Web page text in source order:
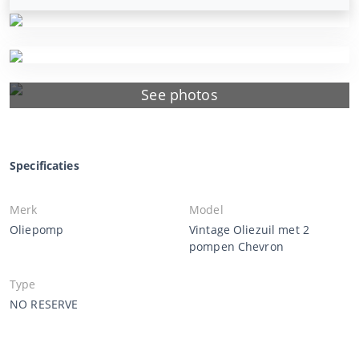
See photos
Specificaties
Merk
Oliepomp
Model
Vintage Oliezuil met 2
pompen Chevron
Type
NO RESERVE